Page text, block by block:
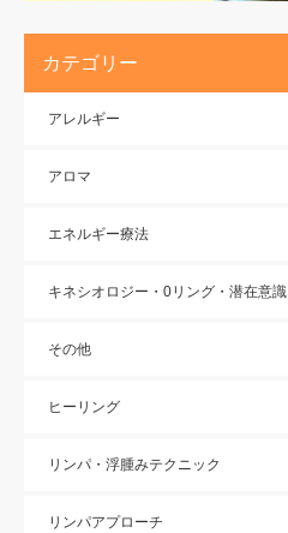
カテゴリー
アレルギー
アロマ
エネルギー療法
キネシオロジー・0リング・潜在意識
その他
ヒーリング
リンパ・浮腫みテクニック
リンパアプローチ